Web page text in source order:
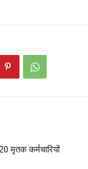
मृतक कर्मचारियों